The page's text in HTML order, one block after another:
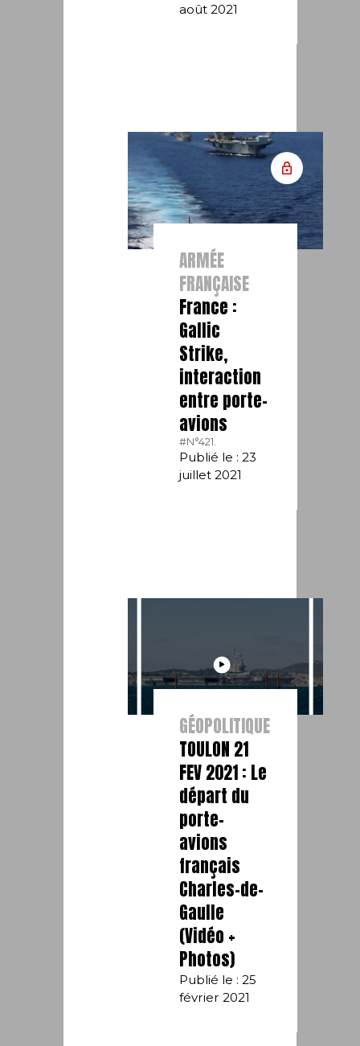
août 2021
ARMÉE
FRANÇAISE
France :
Gallic
Strike,
interaction
entre porte-
avions
#N°421.
Publié le : 23
juillet 2021
GÉOPOLITIQUE
TOULON 21
FEV 2021 : Le
départ du
porte-
avions
français
Charles-de-
Gaulle
(Vidéo +
Photos)
Publié le : 25
février 2021